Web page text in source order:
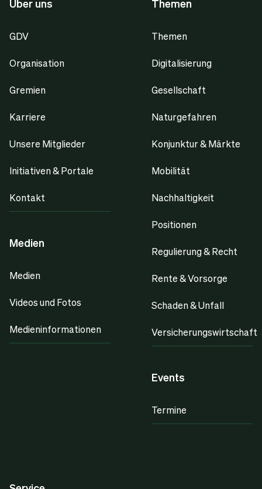
Über uns
GDV
Organisation
Gremien
Karriere
Unsere Mitglieder
Initiativen & Portale
Kontakt
Medien
Medien
Videos und Fotos
Medieninformationen
Themen
Themen
Digitalisierung
Gesellschaft
Naturgefahren
Konjunktur & Märkte
Mobilität
Nachhaltigkeit
Positionen
Regulierung & Recht
Rente & Vorsorge
Schaden & Unfall
Versicherungswirtschaft
Events
Termine